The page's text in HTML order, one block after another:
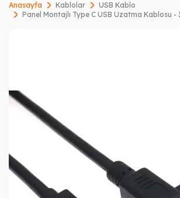
Anasayfa Kablolar
USB Kablo
Panel Montajlı Type C USB Uzatma Kablosu -